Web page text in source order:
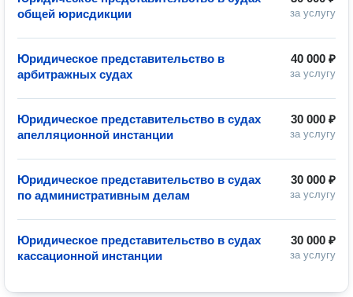
за услугу
общей юрисдикции
40 000 ₽
за услугу
Юридическое представительство в
арбитражных судах
30 000 ₽
за услугу
Юридическое представительство в судах
апелляционной инстанции
30 000 ₽
за услугу
Юридическое представительство в судах
по административным делам
30 000 ₽
за услугу
Юридическое представительство в судах
кассационной инстанции